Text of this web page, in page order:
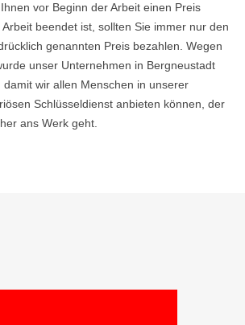
vor Beginn der Arbeit einen Preis
beendet ist, sollten Sie immer nur den
genannten Preis bezahlen. Wegen
unser Unternehmen in Bergneustadt
damit wir allen Menschen in unserer
Schlüsseldienst anbieten können, der
ans Werk geht.